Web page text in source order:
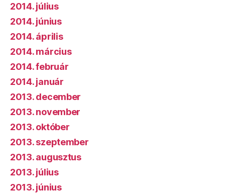
2014. július
2014. június
2014. április
2014. március
2014. február
2014. január
2013. december
2013. november
2013. október
2013. szeptember
2013. augusztus
2013. július
2013. június